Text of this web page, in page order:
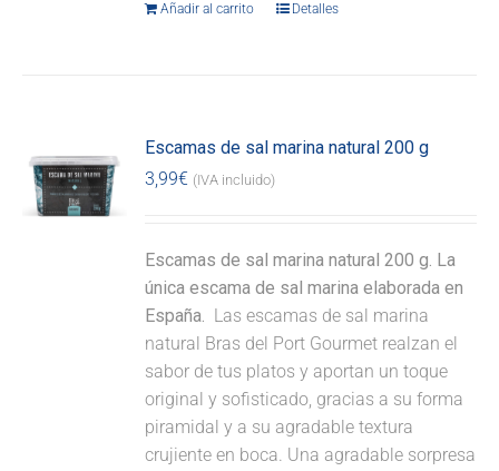
Añadir al carrito Detalles
Escamas de sal marina natural 200 g
3,99€ (IVA incluido)
Escamas de sal marina natural 200 g. La
única escama de sal marina elaborada en
España. Las escamas de sal marina
natural Bras del Port Gourmet realzan el
sabor de tus platos y aportan un toque
original y sofisticado, gracias a su forma
piramidal y a su agradable textura
crujiente en boca. Una agradable sorpresa